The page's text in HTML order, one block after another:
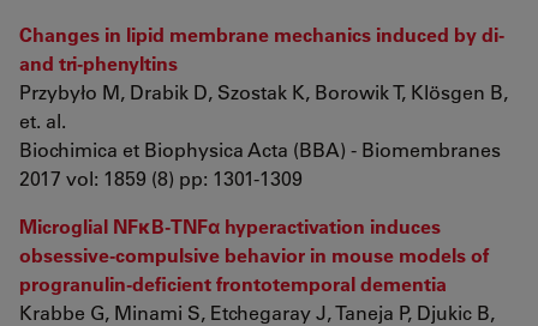
Changes in lipid membrane mechanics induced by di-
and tri-phenyltins
Przybyło M, Drabik D, Szostak K, Borowik T, Klösgen B,
et. al.
Biochimica et Biophysica Acta (BBA) - Biomembranes
2017 vol: 1859 (8) pp: 1301-1309
Microglial NFκB-TNFα hyperactivation induces
obsessive-compulsive behavior in mouse models of
progranulin-deficient frontotemporal dementia
Krabbe G, Minami S, Etchegaray J, Taneja P, Djukic B,